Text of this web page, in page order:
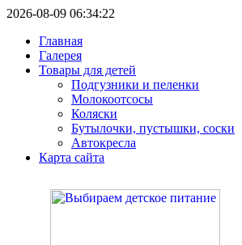
2026-08-09 06:34:22
Главная
Галерея
Товары для детей
Подгузники и пеленки
Молокоотсосы
Коляски
Бутылочки, пустышки, соски
Автокресла
Карта сайта